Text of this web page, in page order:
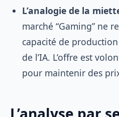
L’analogie de la
marché “Gaming” ne
capacité de
de l’IA. L’offre est
pour maintenir des